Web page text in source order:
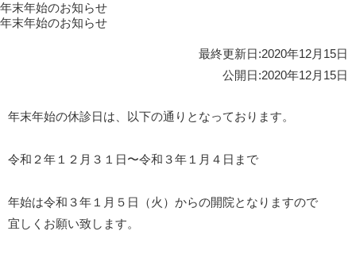
年末年始のお知らせ
年末年始のお知らせ
最終更新日:2020年12月15日
公開日:2020年12月15日
年末年始の休診日は、以下の通りとなっております。
令和２年１２月３１日〜令和３年１月４日まで
年始は令和３年１月５日（火）からの開院となりますので
宜しくお願い致します。